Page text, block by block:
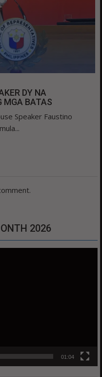
DY NA
MGA BATAS
Speaker Faustino
2026
01:04